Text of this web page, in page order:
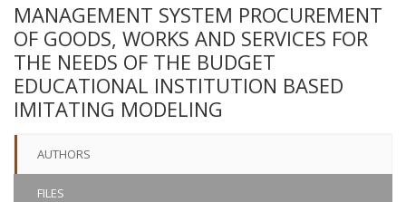
MANAGEMENT SYSTEM PROCUREMENT
OF GOODS, WORKS AND SERVICES FOR
THE NEEDS OF THE BUDGET
EDUCATIONAL INSTITUTION BASED
IMITATING MODELING
AUTHORS
FILES